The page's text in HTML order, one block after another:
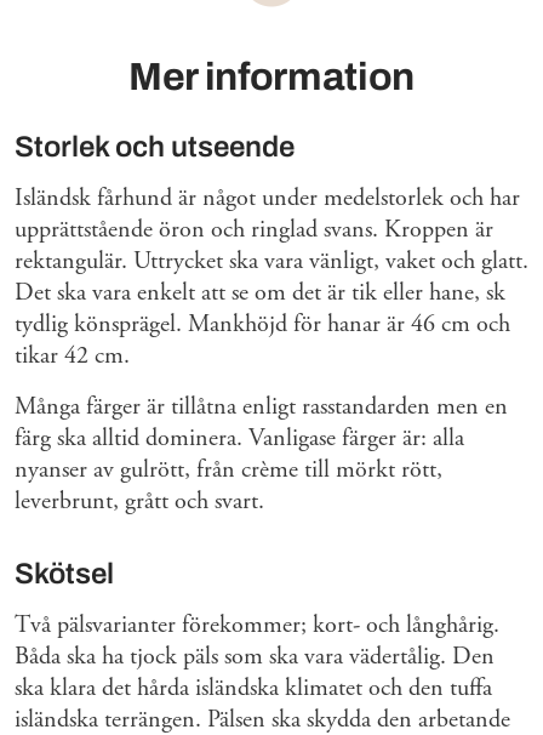
Mer information
Storlek och utseende
Isländsk fårhund är något under medelstorlek och har
upprättstående öron och ringlad svans. Kroppen är
rektangulär. Uttrycket ska vara vänligt, vaket och glatt.
Det ska vara enkelt att se om det är tik eller hane, sk
tydlig könsprägel. Mankhöjd för hanar är 46 cm och
tikar 42 cm.
Många färger är tillåtna enligt rasstandarden men en
färg ska alltid dominera. Vanligase färger är: alla
nyanser av gulrött, från crème till mörkt rött,
leverbrunt, grått och svart.
Skötsel
Två pälsvarianter förekommer; kort- och långhårig.
Båda ska ha tjock päls som ska vara vädertålig. Den
ska klara det hårda isländska klimatet och den tuffa
isländska terrängen. Pälsen ska skydda den arbetande